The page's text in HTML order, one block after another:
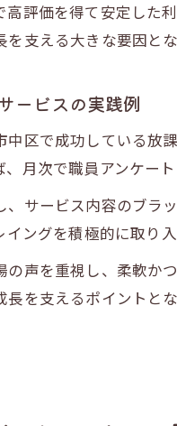
評価を得て安定した
支える大きな要因とな
ービスの実践例
区で成功している放
月次で職員アンケー
サービス内容のブラ
ングを積極的に取り
声を重視し、柔軟
を支えるポイントとな